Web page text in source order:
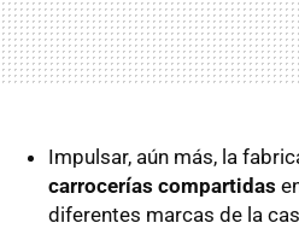
Impulsar, aún más, la
carrocerías compartidas
diferentes marcas de la